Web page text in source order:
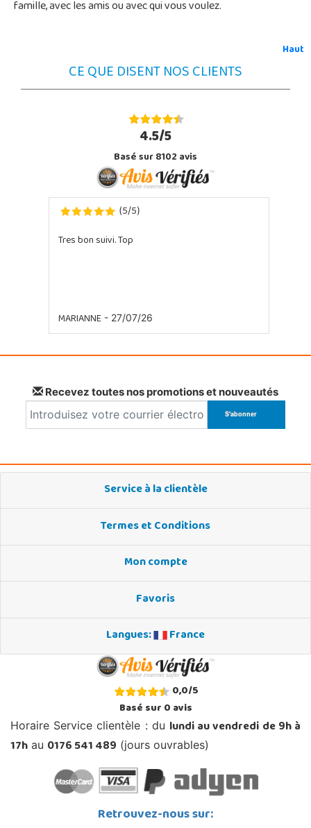
famille, avec les amis ou avec qui vous voulez.
Haut
CE QUE DISENT NOS CLIENTS
4.5/5
Basé sur 8102 avis
(5/5)
Tres bon suivi. Top
MARIANNE- 27/07/26
Recevez toutes nos promotions et nouveautés
Service à la clientèle
Termes et Conditions
Mon compte
Favoris
Langues:
France
0,0/5
Basé sur0avis
Horaire Service clientèle : du lundi au vendredi de 9h à
17h au 0176 541 489 (jours ouvrables)
Retrouvez-nous sur: